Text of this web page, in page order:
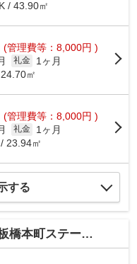
/ 43.90㎡
(管理費等：8,000円 )
礼金
1ヶ月
㎡
(管理費等：8,000円 )
礼金
1ヶ月
23.94㎡
する
ステーションゲート